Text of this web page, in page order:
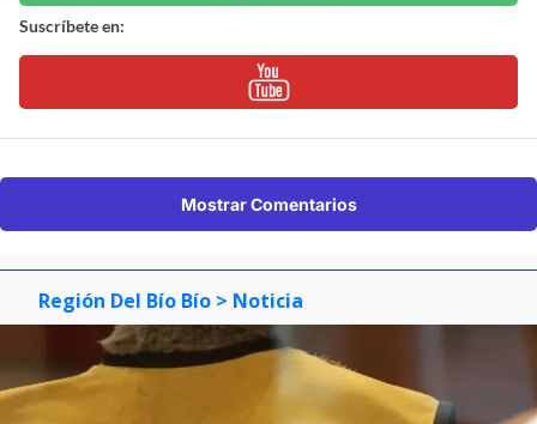
Suscríbete en:
Mostrar Comentarios
Región Del Bío Bío > Noticia